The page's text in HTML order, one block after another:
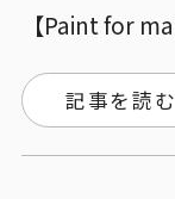
記事を読む